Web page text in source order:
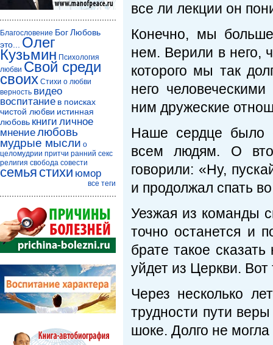
все ли лекции он
Конечно, мы
нем. Верили в него,
которого мы так
него
ним дружеские
Наше сердце было
всем людям. О
говорили: «Ну,
и продолжал спать
Уезжая из команды
точно останется и
брате такое
уйдет из Церкви.
Через несколько
трудности пути
шоке. Долго не могла
Благословение БогЛюбовь
это...
Олег
Кузьмин Психология
любви Свой среди
своих Стихи о любви
верность видео
воспитание в поисках
чистой любви истинная
любовь книги личное
мнениелюбовь
мудрые мысли о
целомудрии притчи ранний секс
религия свобода совести
семья стихи юмор
все теги